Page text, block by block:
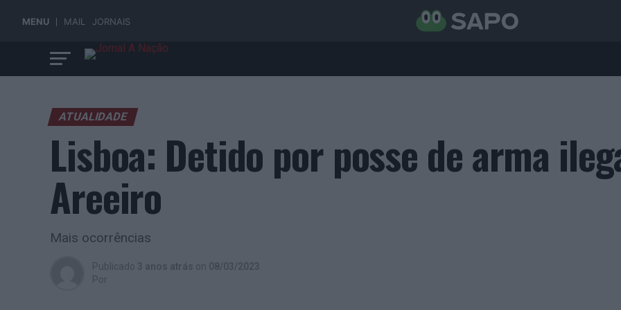
MENU MAIL JORNAIS
ATUALIDADE
Lisboa: Detido por posse de arma
Areeiro
Mais ocorrências
Publicado 3 anos atrás on 08/03/2023
Por